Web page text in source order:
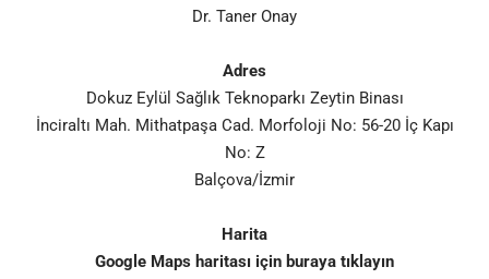
Dr. Taner Onay
Adres
Dokuz Eylül Sağlık Teknoparkı Zeytin Binası
İnciraltı Mah. Mithatpaşa Cad. Morfoloji No: 56-20 İç Kapı
No: Z
Balçova/İzmir
Harita
Google Maps haritası için buraya tıklayın